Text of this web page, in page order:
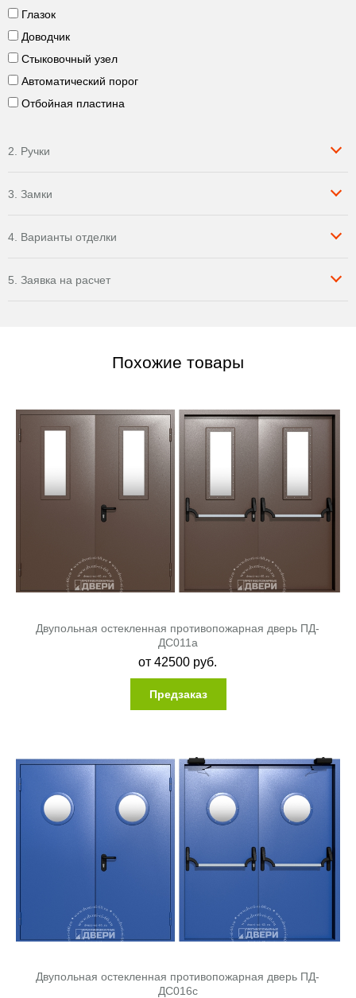
Глазок
Доводчик
Стыковочный узел
Автоматический порог
Отбойная пластина
2. Ручки
3. Замки
4. Варианты отделки
5. Заявка на расчет
Похожие товары
Двупольная остекленная противопожарная дверь ПД-
ДC011a
от42500 руб.
Предзаказ
Двупольная остекленная противопожарная дверь ПД-
ДC016c